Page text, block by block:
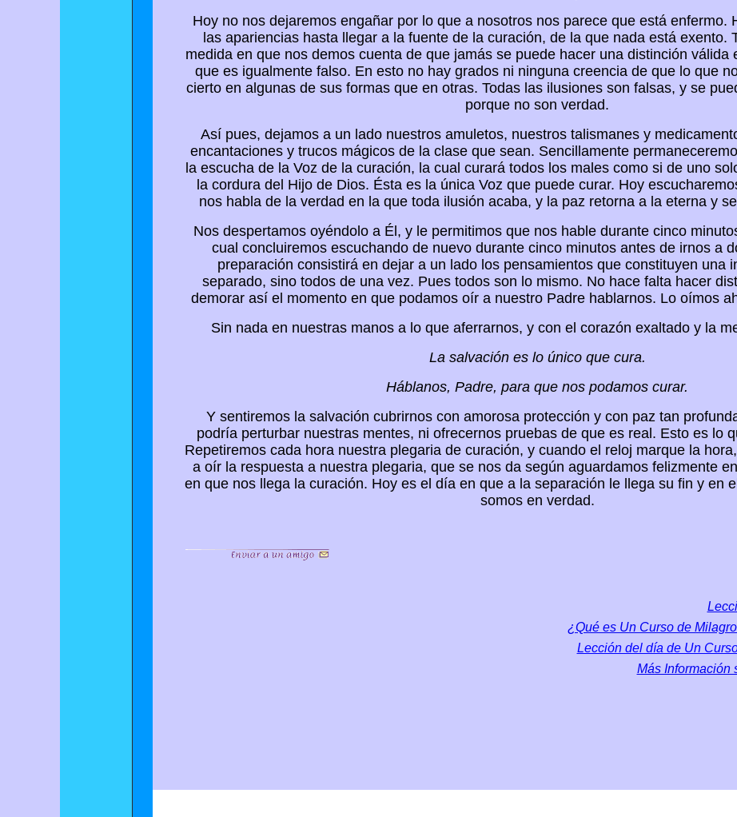
Hoy no nos dejaremos engañar por lo que a nosotros nos parece que está enfermo.
las apariencias hasta llegar a la fuente de la curación, de la que nada está exento.
medida en que nos demos cuenta de que jamás se puede hacer una distinción válida
que es igualmente falso. En esto no hay grados ni ninguna creencia de que lo que
cierto en algunas de sus formas que en otras. Todas las ilusiones son falsas, y se
porque no son verdad.
Así pues, dejamos a un lado nuestros amuletos, nuestros talismanes y
encantaciones y trucos mágicos de la clase que sean. Sencillamente
la escucha de la Voz de la curación, la cual curará todos los males como si de uno
la cordura del Hijo de Dios. Ésta es la única Voz que puede curar. Hoy
nos habla de la verdad en la que toda ilusión acaba, y la paz retorna a la eterna y
Nos despertamos oyéndolo a Él, y le permitimos que nos hable durante cinco
cual concluiremos escuchando de nuevo durante cinco minutos antes de irnos a
preparación consistirá en dejar a un lado los pensamientos que constituyen una
separado, sino todos de una vez. Pues todos son lo mismo. No hace falta hacer
demorar así el momento en que podamos oír a nuestro Padre hablarnos. Lo oímos
Sin nada en nuestras manos a lo que aferrarnos, y con el corazón exaltado y la
La salvación es lo único que cura.
Háblanos, Padre, para que nos podamos curar.
Y sentiremos la salvación cubrirnos con amorosa protección y con paz tan
podría perturbar nuestras mentes, ni ofrecernos pruebas de que es real. Esto es lo
Repetiremos cada hora nuestra plegaria de curación, y cuando el reloj marque la
a oír la respuesta a nuestra plegaria, que se nos da según aguardamos felizmente
en que nos llega la curación. Hoy es el día en que a la separación le llega su fin y en
somos en verdad.
¿Qué es Un Curso de
Lección del día de Un
Más Información